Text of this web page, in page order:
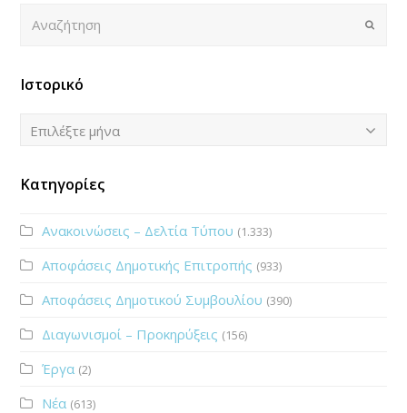
Submit
Ιστορικό
Ιστορικό
Επιλέξτε μήνα
Κατηγορίες
Ανακοινώσεις – Δελτία Τύπου (1.333)
Αποφάσεις Δημοτικής Επιτροπής (933)
Αποφάσεις Δημοτικού Συμβουλίου (390)
Διαγωνισμοί – Προκηρύξεις (156)
Έργα (2)
Νέα (613)